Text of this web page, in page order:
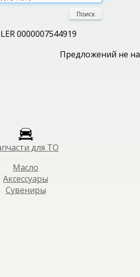
Поиск
0000007544919
Предложений не
для ТО
Масло
Аксессуары
Сувениры